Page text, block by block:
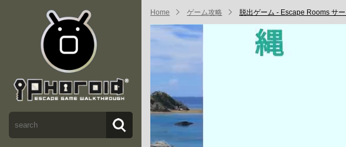
Home ゲーム攻略 脱出ゲーム - Escape Rooms サ